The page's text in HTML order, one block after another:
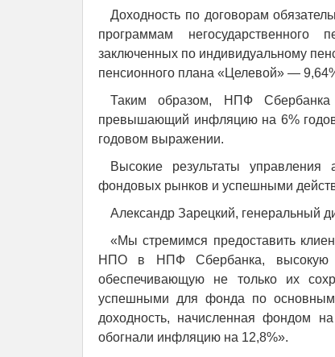
Доходность по договорам
программам
заключенных по индивидуальному
пенсионного плана «Целевой» —
Таким образом, НПФ Сбербанка
превышающий инфляцию на 6%
годовом выражении.
Высокие результаты
фондовых рынков и успешными
Александр Зарецкий, генеральный
«Мы стремимся предоставить
НПО в НПФ Сбербанка, высокую
обеспечивающую не только их
успешными для фонда по основным
доходность, начисленная фондом
обогнали инфляцию на 12,8%».